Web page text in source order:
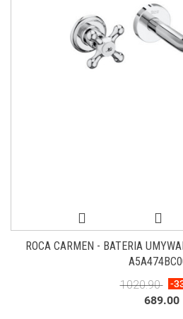
ROCA CARMEN - BATERIA
1020.90
-
689.00